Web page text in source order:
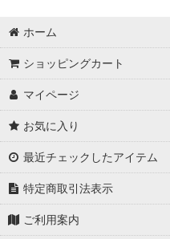
ホーム
ショッピングカート
マイページ
お気に入り
最近チェックしたアイテム
特定商取引法表示
ご利用案内